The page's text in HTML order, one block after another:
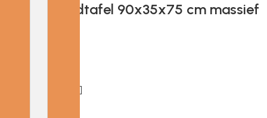
Provira Wandtafel 90x35x75 cm massief